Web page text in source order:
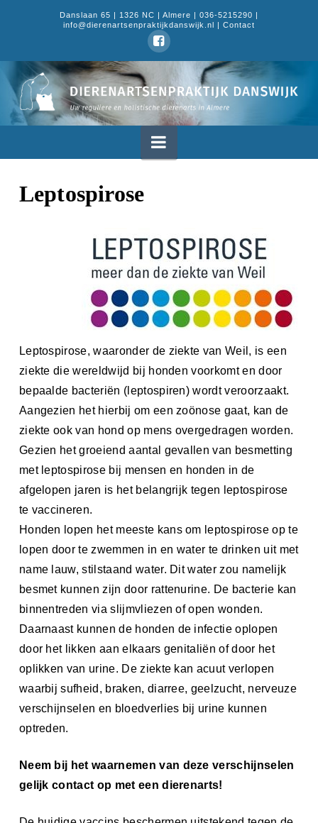
Danslaan 65 | 1326 NC | Almere | 036-5215290 |
info@dierenartsenpraktijkdanswijk.nl | Contact
Dierenartsenpraktijk
Danswijk
Navigation
Leptospirose
Leptospirose, waaronder de ziekte van Weil, is een
ziekte die wereldwijd bij honden voorkomt en door
bepaalde bacteriën (leptospiren) wordt veroorzaakt.
Aangezien het hierbij om een zoönose gaat, kan de
ziekte ook van hond op mens overgedragen worden.
Gezien het groeiend aantal gevallen van besmetting
met leptospirose bij mensen en honden in de
afgelopen jaren is het belangrijk tegen leptospirose
te vaccineren.
Honden lopen het meeste kans om leptospirose op te
lopen door te zwemmen in en water te drinken uit met
name lauw, stilstaand water. Dit water zou namelijk
besmet kunnen zijn door rattenurine. De bacterie kan
binnentreden via slijmvliezen of open wonden.
Daarnaast kunnen de honden de infectie oplopen
door het likken aan elkaars genitaliën of door het
oplikken van urine. De ziekte kan acuut verlopen
waarbij sufheid, braken, diarree, geelzucht, nerveuze
verschijnselen en bloedverlies bij urine kunnen
optreden.
Neem bij het waarnemen van deze verschijnselen
gelijk contact op met een dierenarts!